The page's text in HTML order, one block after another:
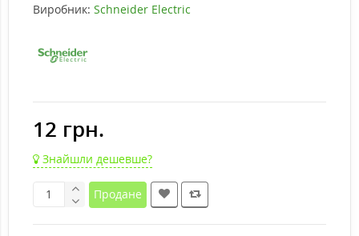
Виробник: Schneider Electric
12 грн.
Знайшли дешевше?
Продане